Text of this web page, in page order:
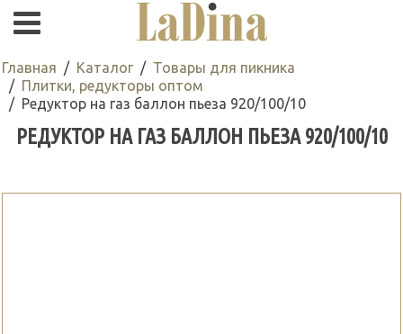
Главная Каталог
Товары для пикника
Плитки, редукторы оптом
Редуктор на газ баллон пьеза 920/100/10
РЕДУКТОР НА ГАЗ БАЛЛОН ПЬЕЗА 920/100/10